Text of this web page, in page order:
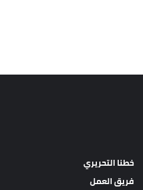
خطنا التحريري
فريق العمل